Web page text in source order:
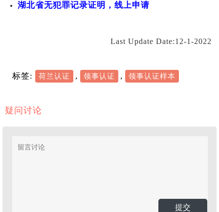
湖北省无犯罪记录证明，线上申请
Last Update Date:12-1-2022
标签: 荷兰认证 , 领事认证 , 领事认证样本
疑问讨论
提交